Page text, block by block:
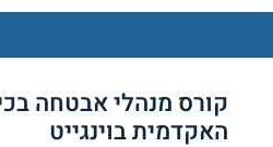
קורס מנהלי אבטחה
האקדמית בוינגייט